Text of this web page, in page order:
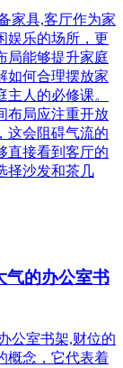
家具,客厅作为家
娱乐的场所，更
局能够提升家庭
如何合理摆放家
人的必修课。
布局应注重开放
这会阻碍气流的
直接看到客厅的
择沙发和茶几
气的办公室书
公室书架,财位的
概念，它代表着